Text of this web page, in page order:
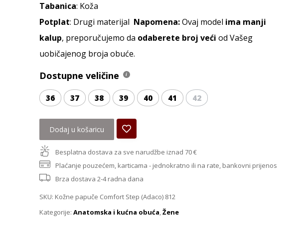
Tabanica: Koža
Potplat: Drugi materijal Napomena:Ovaj model ima manji
kalup, preporučujemo da odaberete broj veći od Vašeg
uobičajenog broja obuće.
Dostupne veličine
36 37 38 39 40 41 42
Dodaj u košaricu
Besplatna dostava za sve narudžbe iznad 70 €
Plaćanje pouzećem, karticama - jednokratno ili na rate, bankovni prijenos
Brza dostava 2-4 radna dana
SKU: Kožne papuče Comfort Step (Adaco) 812
Kategorije: Anatomska i kućna obuća,Žene